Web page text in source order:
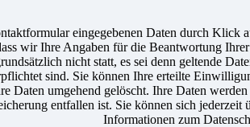
eingegebenen Daten durch Klick
wir Ihre Angaben für die Beantwortung
nicht statt, es sei denn geltende
sind. Sie können Ihre erteilte
Daten umgehend gelöscht. Ihre Daten
entfallen ist. Sie können sich
Informationen zum